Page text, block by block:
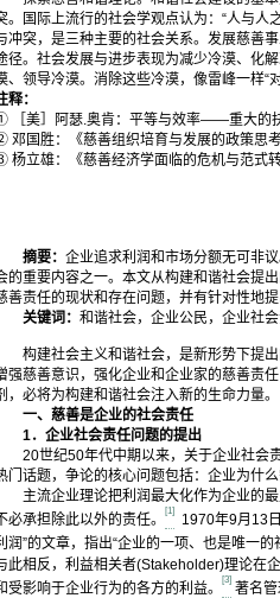
。国际上流行的社会学观点认为：“人与人
冲突，是三种主要的社会关系。发展慈善
径。社会发展与进步表现为减少冷漠、化
、领导冷漠。消除这些冷漠，像雷峰一样“
释：
［美］阿瑟.奥肯：平等与效率――重大的
邓国胜：《慈善组织培育与发展的政策思
杨立雄：《慈善经济学面临的危机与范式
摘要： 企业追求利润和市场分额无可非
的重要内容之一。本文从构建和谐社会提
善责任的现状和存在问题，并有针对性地提
关键词： 和谐社会，企业公民，企业社
构建社会主义和谐社会，是新形势下提出
强慈善意识，强化企业和企业家的慈善责
，必将为构建和谐社会注入新的生命力量。
一、慈善是企业的社会责任
1．企业社会责任问题的提出
20世纪50年代中期以来，关于企业社会责
门话题，争论的核心问题包括：企业为什
主流企业理论把利润最大化作为企业的最
必承担除此以外的责任。
[1]
1970年9月13
润”的文章，指出“企业的一项、也是唯一
此相反，利益相关者(Stakeholder)理论在
受影响于企业行为的各方的利益。
[3]
著名